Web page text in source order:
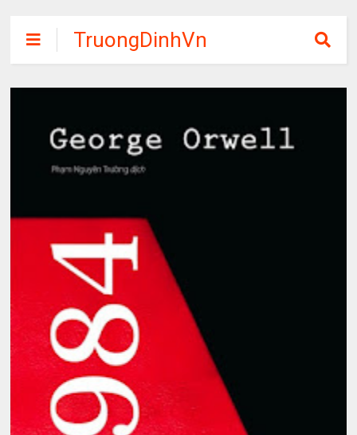
TruongDinhVn
Chia sẽ ebook,
các khóa học,
tập miễn phí